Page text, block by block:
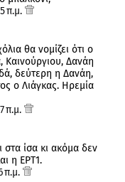
π.μ.
θα νομίζει ότι ο
Δανάη
δεύτερη η Δανάη,
ο Λιάγκας. Ηρεμία
π.μ.
στα ίσα κι ακόμα δεν
η ΕΡΤ1.
π.μ.